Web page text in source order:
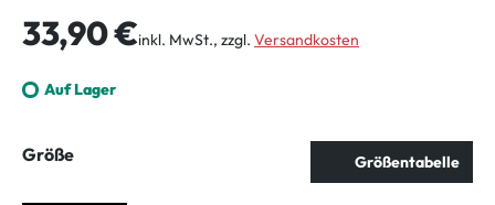
Regulärer Preis:
33,90 €inkl. MwSt., zzgl. Versandkosten
Auf Lager
Größeauswählen Größentabelle